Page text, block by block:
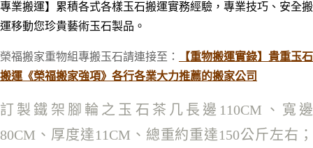
專業搬運】累積各式各樣玉石搬運實務經驗，專業技巧、安全搬
運移動您珍貴藝術玉石製品。
榮福搬家重物組專搬玉石請連接至：
【重物搬運實錄】貴重玉石
搬運《榮福搬家強項》各行各業大力推薦的搬家公司
訂製鐵架腳輪之玉石茶几長邊110CM、寬邊
80CM、厚度達11CM、總重約重達150公斤左右；